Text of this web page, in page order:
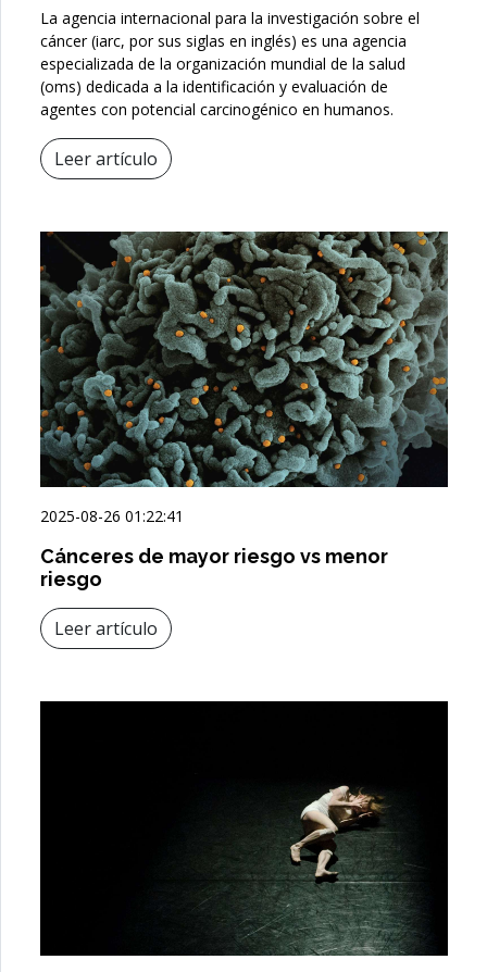
La agencia internacional para la investigación sobre el
cáncer (iarc, por sus siglas en inglés) es una agencia
especializada de la organización mundial de la salud
(oms) dedicada a la identificación y evaluación de
agentes con potencial carcinogénico en humanos.
Leer artículo
2025-08-26 01:22:41
Cánceres de mayor riesgo vs menor
riesgo
Leer artículo